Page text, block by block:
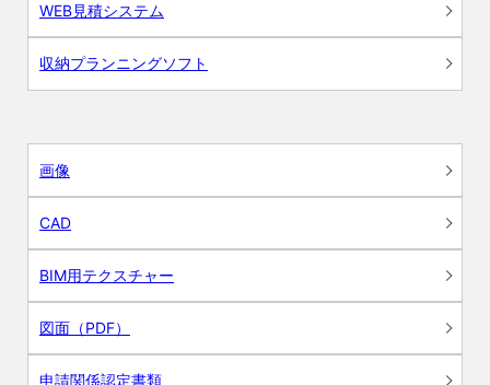
WEB見積システム
収納プランニングソフト
画像
CAD
BIM用テクスチャー
図面（PDF）
申請関係認定書類